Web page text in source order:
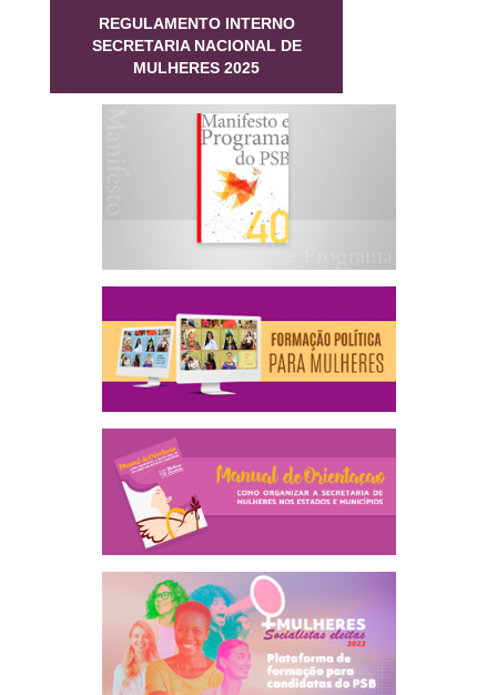
REGULAMENTO INTERNO
SECRETARIA NACIONAL DE
MULHERES 2025